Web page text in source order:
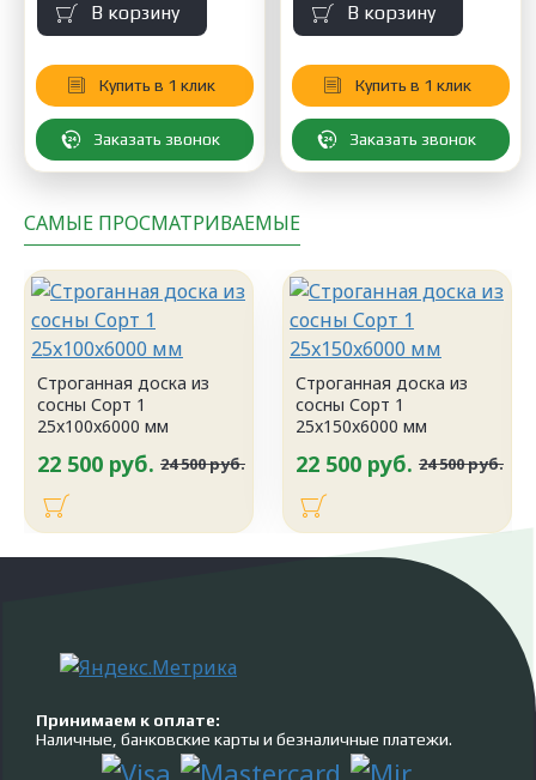
В корзину
Купить в 1 клик
Заказать звонок
В корзину
Купить в 1 клик
Заказать звонок
САМЫЕ ПРОСМАТРИВАЕМЫЕ
Строганная доска из
сосны Сорт 1
25x100x6000 мм
22 500 руб. 24 500 руб.
Строганная доска из
сосны Сорт 1
25x150x6000 мм
22 500 руб. 24 500 руб.
Принимаем к оплате:
Наличные, банковские карты и безналичные платежи.